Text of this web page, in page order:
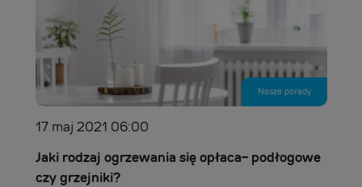
Nasze porady
17 maj 2021 06:00
Jaki rodzaj ogrzewania się opłaca- podłogowe
czy grzejniki?